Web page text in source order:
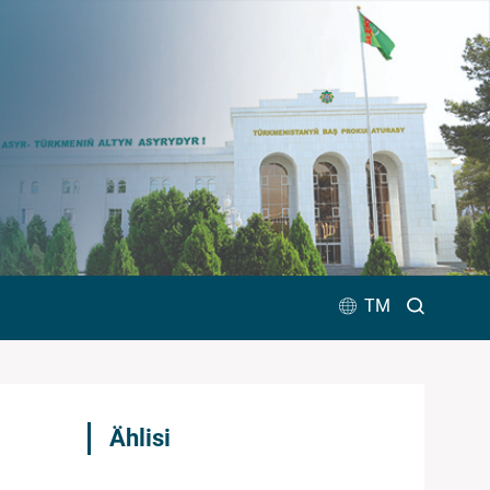
TM
Ählisi